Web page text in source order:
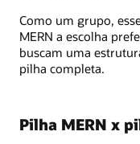
Como um grupo,
MERN a escolha
buscam uma
pilha completa.
Pilha MERN x